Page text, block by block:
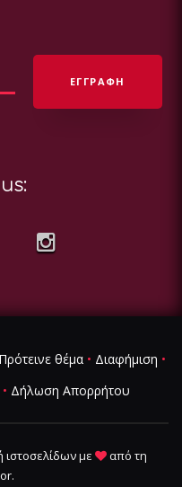
Πρότεινε θέμα• Διαφήμιση •
• Δήλωση Απορρήτου
ιστοσελίδωνμε
από τη
.